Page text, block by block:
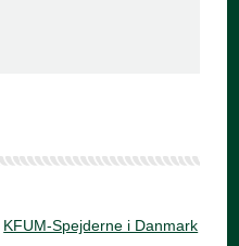
KFUM-Spejderne i Danmark